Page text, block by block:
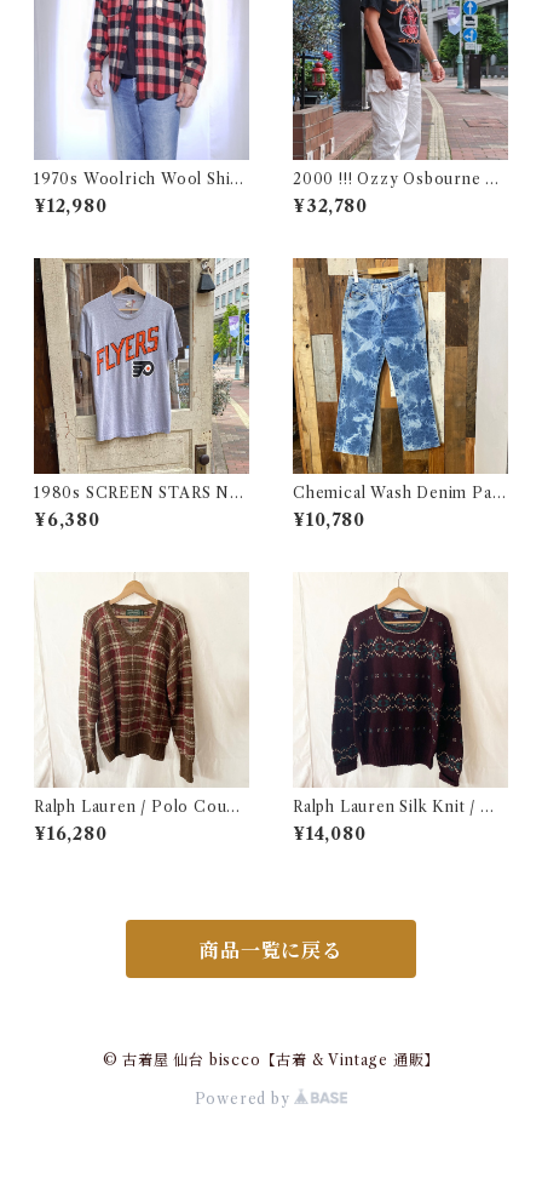
1970s Woolrich Wool Shirt
CPO / 70年代 白タグ ウール
リッチ 三色 ブロック チェック
¥12,980
2000 !!! Ozzy Osbourne O
ZZFEST Rock T-Shirt Size
L / オジーオズボーン オズフ
¥32,780
1980s SCREEN STARS NF
L FLYERS Print Tee / 80年
代 スクリーンスターズ フライ
¥6,380
Chemical Wash Denim Pant
s / ケミカル デニム パンツ 古
着
¥10,780
Ralph Lauren / Polo Count
ry Hand Knit / ラルフローレ
ン / ポロカントリー ハンドニ
¥16,280
Ralph Lauren Silk Knit / ラ
ルフローレン シルク セーター
古着
¥14,080
商品一覧に戻る
© 古着屋 仙台 biscco【古着 & Vintage 通販】
Powered by